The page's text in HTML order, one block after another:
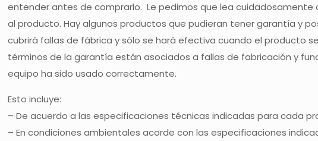
entender antes de comprarlo. Le pedimos que lea
al producto. Hay algunos productos que pudieran tener garantía y
cubrirá fallas de fábrica y sólo se hará efectiva cuando el producto
términos de la garantía están asociados a fallas de fabricación y
equipo ha sido usado correctamente.
Esto incluye:
– De acuerdo a las especificaciones técnicas indicadas para cada
– En condiciones ambientales acorde con las especificaciones